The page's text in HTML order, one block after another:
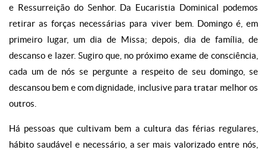
e Ressurreição do Senhor. Da Eucaristia Dominical podemos
retirar as forças necessárias para viver bem. Domingo é, em
primeiro lugar, um dia de Missa; depois, dia de família, de
descanso e lazer. Sugiro que, no próximo exame de consciência,
cada um de nós se pergunte a respeito de seu domingo, se
descansou bem e com dignidade, inclusive para tratar melhor os
outros.
Há pessoas que cultivam bem a cultura das férias regulares,
hábito saudável e necessário, a ser mais valorizado entre nós,